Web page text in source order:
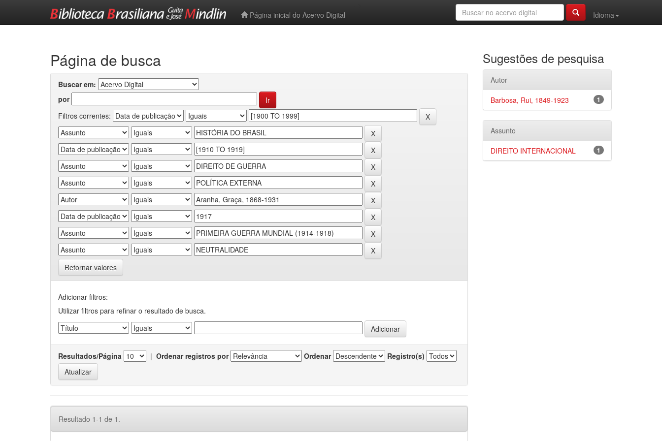
Página inicial do Acervo Digital
Idioma
Página de busca
Buscar em:
por
Filtros correntes:
Retornar valores
Adicionar filtros:
Utilizar filtros para refinar o resultado de busca.
Resultados/Página | Ordenar registros por Ordenar Registro(s)
Resultado 1-1 de 1.
Sugestões de pesquisa
Autor
1
Barbosa, Rui, 1849-1923
Assunto
1
DIREITO INTERNACIONAL